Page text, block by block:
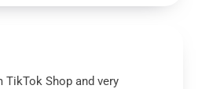
Shop and very